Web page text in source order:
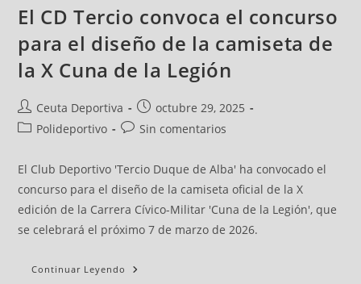
El CD Tercio convoca el concurso
para el diseño de la camiseta de
la X Cuna de la Legión
Ceuta Deportiva
octubre 29, 2025
Polideportivo
Sin comentarios
El Club Deportivo 'Tercio Duque de Alba' ha convocado el
concurso para el diseño de la camiseta oficial de la X
edición de la Carrera Cívico-Militar 'Cuna de la Legión', que
se celebrará el próximo 7 de marzo de 2026.
Continuar Leyendo